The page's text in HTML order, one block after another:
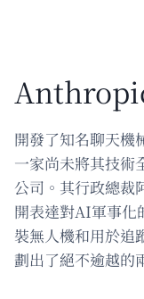
開發了知名聊天
一家尚未將其技術
公司。其行政總
開表達對AI軍事化
裝無人機和用於追
劃出了絕不逾越的